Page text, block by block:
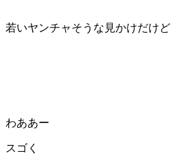
若いヤンチャそうな見かけだけど
わああー
スゴく